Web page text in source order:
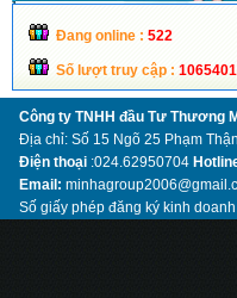
Đang online : 522
Số lượt truy cập :
Công ty TNHH đầu Tư Thương
Địa chỉ: Số 15 Ngõ 25 Phạm
Điện thoại :024.62950704
Email:
Số giấy phép đăng ký kinh